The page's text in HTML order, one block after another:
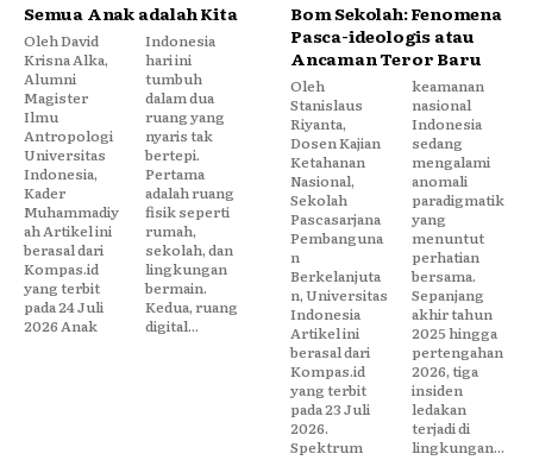
Semua Anak adalah Kita
Oleh David
Krisna Alka,
Alumni
Magister
Ilmu
Antropologi
Universitas
Indonesia,
Kader
Muhammadiy
ah Artikel ini
berasal dari
Kompas.id
yang terbit
pada 24 Juli
2026 Anak
Indonesia
hari ini
tumbuh
dalam dua
ruang yang
nyaris tak
bertepi.
Pertama
adalah ruang
fisik seperti
rumah,
sekolah, dan
lingkungan
bermain.
Kedua, ruang
digital...
Bom Sekolah: Fenomena
Pasca-ideologis atau
Ancaman Teror Baru
Oleh
Stanislaus
Riyanta,
Dosen Kajian
Ketahanan
Nasional,
Sekolah
Pascasarjana
Pembanguna
n
Berkelanjuta
n, Universitas
Indonesia
Artikel ini
berasal dari
Kompas.id
yang terbit
pada 23 Juli
2026.
Spektrum
keamanan
nasional
Indonesia
sedang
mengalami
anomali
paradigmatik
yang
menuntut
perhatian
bersama.
Sepanjang
akhir tahun
2025 hingga
pertengahan
2026, tiga
insiden
ledakan
terjadi di
lingkungan...